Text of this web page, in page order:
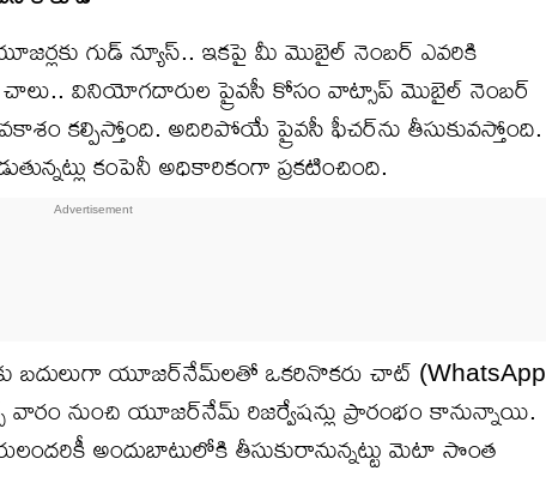
గుడ్ న్యూస్.. ఇకపై మీ మొబైల్ నెంబర్ ఎవరికి
చాలు.. వినియోగదారుల ప్రైవసీ కోసం వాట్సాప్ మొబైల్ నెంబర్
కల్పిస్తోంది. అదిరిపోయే ప్రైవసీ ఫీచర్‌ను తీసుకువస్తోంది.
కంపెనీ అధికారికంగా ప్రకటించింది.
బదులుగా యూజర్‌నేమ్‌లతో ఒకరినొకరు చాట్ (WhatsApp
వారం నుంచి యూజర్‌నేమ్ రిజర్వేషన్లు ప్రారంభం కానున్నాయి.
అందుబాటులోకి తీసుకురానున్నట్టు మెటా సొంత